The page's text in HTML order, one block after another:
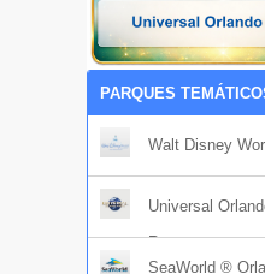
PARQUES
Walt Disney
Universal
Resort
SeaWorld ®